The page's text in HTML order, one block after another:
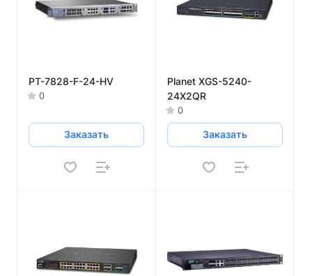
PT-7828-F-24-HV
0
Заказать
Planet XGS-5240-
24X2QR
0
Заказать